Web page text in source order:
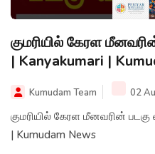
குமரியில் கேரள
| Kanyakumari |
Kumudam Team 02
குமரியில் கேரள மீனவரின் படகு
| Kumudam News